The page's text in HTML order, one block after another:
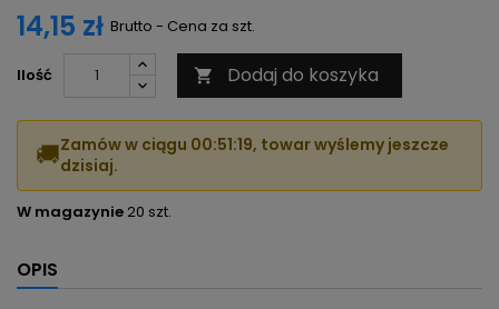
14,15 zł Brutto - Cena za szt.
Ilość  Dodaj do koszyka
🚚Zamów w ciągu 00:51:19, towar wyślemy jeszcze
dzisiaj.
W magazynie 20 szt.
OPIS